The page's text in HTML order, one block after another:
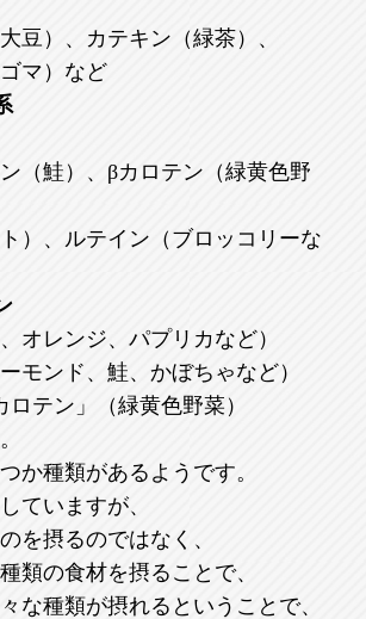
豆）、カテキン（緑茶）、
マ）など
（鮭）、βカロテン（緑黄色野
）、ルテイン（ブロッコリーな
オレンジ、パプリカなど）
モンド、鮭、かぼちゃなど）
ロテン」（緑黄色野菜）
か種類があるようです。
ていますが、
を摂るのではなく、
類の食材を摂ることで、
な種類が摂れるということで、